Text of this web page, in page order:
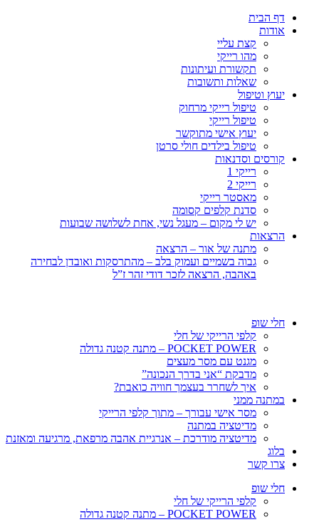
דף הבית
אודות
קצת עליי
מהו רייקי
תקשורת ועיתונות
שאלות ותשובות
יעוץ וטיפול
טיפול רייקי מרחוק
טיפול רייקי
יעוץ אישי מתוקשר
טיפול בילדים חולי סרטן
קורסים וסדנאות
רייקי 1
רייקי 2
מאסטר רייקי
סדנת קלפים קסומה
יש לי מקום – מעגל נשי, אחת לשלושה שבועות
הרצאות
מתנה של אור – הרצאה
גבוה בשמיים ועמוק בלב – מהתרסקות ואובדן לבחירה
באהבה, הרצאה לזכר דודי זהר ז”ל
חלי שופ
קלפי הרייקי של חלי
POCKET POWER – מתנה קטנה גדולה
מגנט עם מסר מעצים
מדבקת “אני בדרך הנכונה”
איך לשחרר בעצמך חוויה כואבת?
במתנה ממני
מסר אישי עבורך – מתוך קלפי הרייקי
מדיטציה במתנה
מדיטציה מודרכת – אנרגיית אהבה מרפאת, מרגיעה ומאזנת
בלוג
צרו קשר
חלי שופ
קלפי הרייקי של חלי
POCKET POWER – מתנה קטנה גדולה